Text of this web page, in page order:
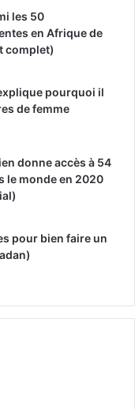
les 50
en Afrique de
complet)
pourquoi il
de femme
donne accès à 54
le monde en 2020
pour bien faire un